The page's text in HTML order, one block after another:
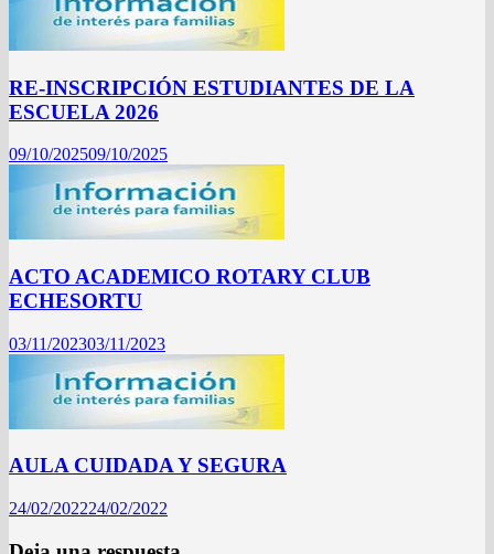
RE-INSCRIPCIÓN ESTUDIANTES DE LA
ESCUELA 2026
09/10/202509/10/2025
ACTO ACADEMICO ROTARY CLUB
ECHESORTU
03/11/202303/11/2023
AULA CUIDADA Y SEGURA
24/02/202224/02/2022